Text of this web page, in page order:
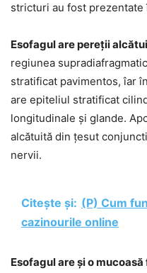
stricturi au fost
Esofagul are pereții
regiunea
stratificat pavimentos, îar
are epiteliul stratificat
longitudinale și glande.
alcătuită din țesut
nervii.
Citește și: (P) Cum
cazinourile online
Esofagul are și o